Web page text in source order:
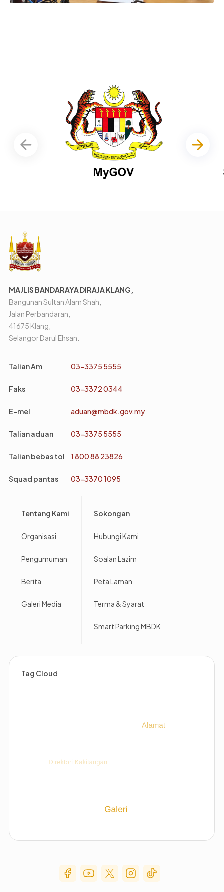
MAJLIS BANDARAYA DIRAJA KLANG,
Bangunan Sultan Alam Shah,
Jalan Perbandaran,
41675 Klang,
Selangor Darul Ehsan.
Talian Am 03-3375 5555
Faks 03-3372 0344
E-mel aduan@mbdk.gov.my
Talian aduan 03-3375 5555
Talian bebas tol 1 800 88 23826
Squad pantas 03-3370 1095
Tentang Kami
Organisasi
Pengumuman
Berita
Galeri Media
Sokongan
Hubungi Kami
Soalan Lazim
Peta Laman
Terma & Syarat
Smart Parking MBDK
Tag Cloud
Social Media Menu